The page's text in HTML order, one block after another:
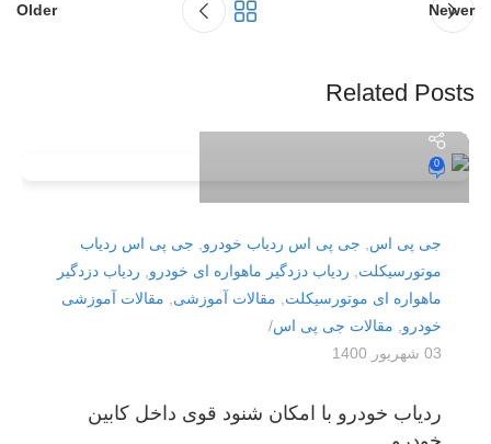
Newer
Older
Related Posts
0
جی پی اس جی پی اس ردیاب خودرو
جی پی اس ردیاب
موتورسیکلت
ردیاب دزدگیر ماهواره ای خودرو
ردیاب دزدگیر
ماهواره ای موتورسیکلت
مقالات آموزشی
مقالات آموزشی
خودرو
مقالات جی پی اس
03 شهریور 1400
ردیاب خودرو با امکان شنود قوی داخل کابین